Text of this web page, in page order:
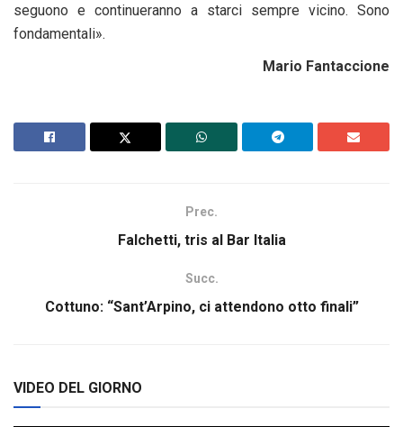
seguono e continueranno a starci sempre vicino. Sono
fondamentali».
Mario Fantaccione
Prec.
Falchetti, tris al Bar Italia
Succ.
Cottuno: “Sant’Arpino, ci attendono otto finali”
VIDEO DEL GIORNO